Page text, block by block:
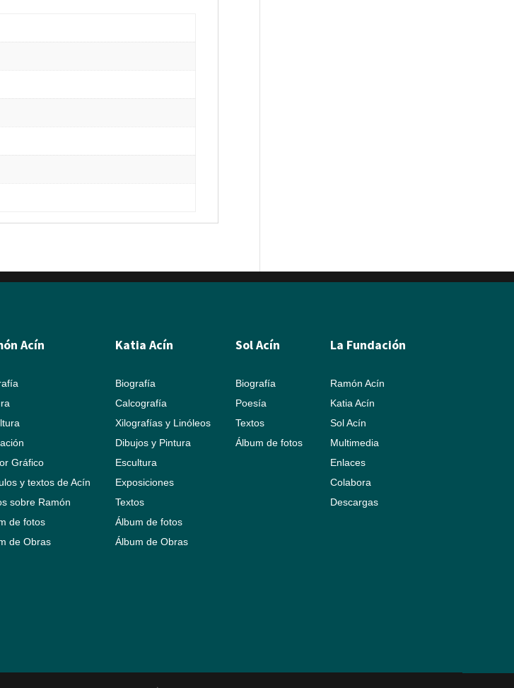
Acín
Gráfico
y textos de Acín
sobre Ramón
de fotos
de Obras
Katia Acín
Biografía
Calcografía
Xilografías y Linóleos
Dibujos y Pintura
Escultura
Exposiciones
Textos
Álbum de fotos
Álbum de Obras
Sol Acín
Biografía
Poesía
Textos
Álbum de fotos
La Fundación
Ramón Acín
Katia Acín
Sol Acín
Multimedia
Enlaces
Colabora
Descargas